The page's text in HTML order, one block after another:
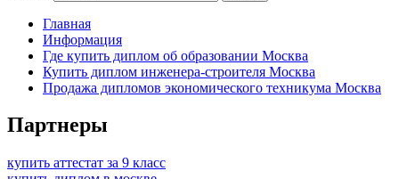
Главная
Информация
Где купить диплом об образовании Москва
Купить диплом инженера-строителя Москва
Продажа дипломов экономического техникума Москва
Партнеры
купить аттестат за 9 класс